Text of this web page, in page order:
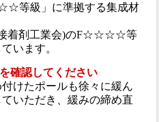
等級」に準拠する集成材
接着剤工業会)のF☆☆☆☆等
います。
確認してください
けたポールも徐々に緩ん
いただき、緩みの締め直